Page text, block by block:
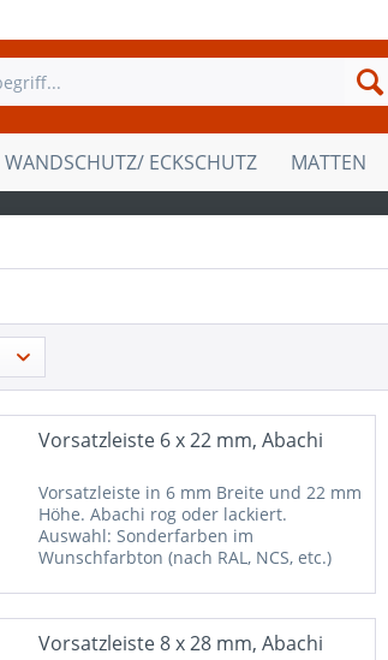
WANDSCHUTZ/ ECKSCHUTZ MATTEN
Vorsatzleiste 6 x 22 mm, Abachi
Vorsatzleiste in 6 mm Breite und 22 mm
Höhe. Abachi rog oder lackiert.
Auswahl: Sonderfarben im
Wunschfarbton (nach RAL, NCS, etc.)
Vorsatzleiste 8 x 28 mm, Abachi